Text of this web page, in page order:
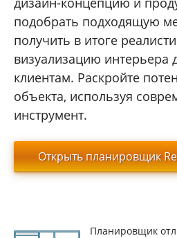
подобрать подходящую
получить в итоге
визуализацию интерьера
клиентам. Раскройте
объекта, используя
инструмент.
Открыть планировщик
Планировщик